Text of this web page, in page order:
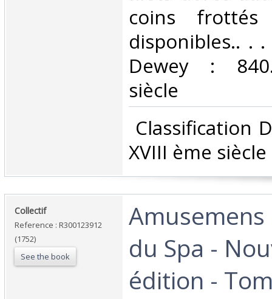
coins
disponibles.. .
Dewey :
siècle‎
Classification
XVIII ème siècle‎
‎Collectif‎
Reference : R300123912
(1752)
See the book
du Spa -
édition -